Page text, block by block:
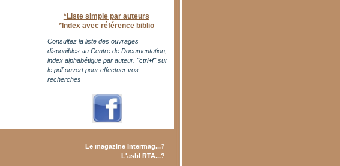
*Liste simple par auteurs
*Index avec référence biblio
Consultez la liste des ouvrages
disponibles au Centre de Documentation,
index alphabétique par auteur. "ctrl+f" sur
le pdf ouvert pour effectuer vos
recherches
Le magazine Intermag...?
L'asbl RTA...?